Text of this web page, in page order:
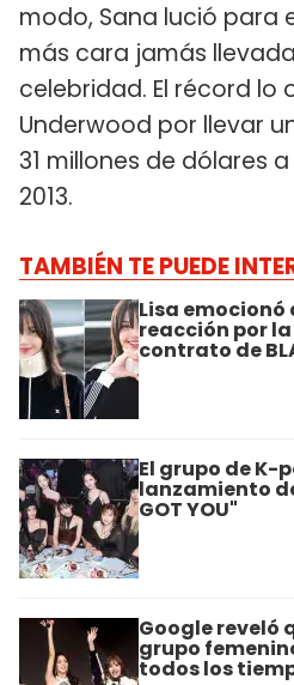
modo, Sana lució para
más cara jamás
celebridad. El récord lo
Underwood por llevar
31 millones de dólares
2013.
TAMBIÉN TE PUEDE
Lisa emocionó
reacción por
contrato de
El grupo de K-
lanzamiento
GOT YOU"
Google reveló
grupo
todos los